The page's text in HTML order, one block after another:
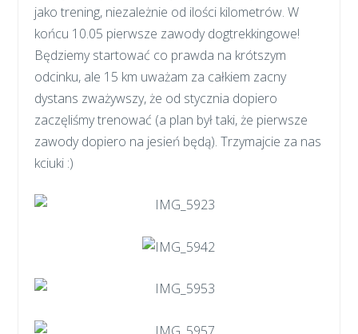
jako trening, niezależnie od ilości kilometrów. W
końcu 10.05 pierwsze zawody dogtrekkingowe!
Będziemy startować co prawda na krótszym
odcinku, ale 15 km uważam za całkiem zacny
dystans zważywszy, że od stycznia dopiero
zaczęliśmy trenować (a plan był taki, że pierwsze
zawody dopiero na jesień będą). Trzymajcie za nas
kciuki :)